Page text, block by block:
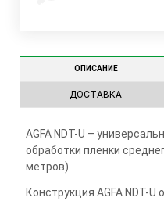
ОПИСАНИЕ
ДОСТАВКА
AGFA NDT-U –
обработки пленки
метров).
Конструкция AGFA NDT-